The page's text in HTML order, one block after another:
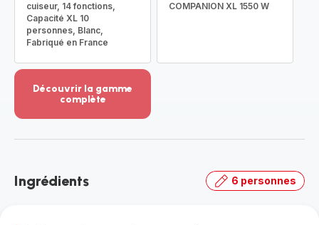
cuiseur, 14 fonctions,
Capacité XL 10
personnes, Blanc,
Fabriqué en France
COMPANION XL 1550 W
Découvrir la gamme
complète
-
gamme
Ingrédients 6 personnes